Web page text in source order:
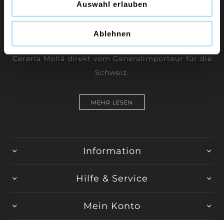
Auswahl erlauben
Ablehnen
Duftkerzen und Raumdüfte der Marken Yankee
Candle, WoodWick, Chesapeake Bay Candle und
Cerería Mollá direkt vom Generalimporteur für die
Schweiz.
MEHR LESEN
Information
Hilfe & Service
Mein Konto